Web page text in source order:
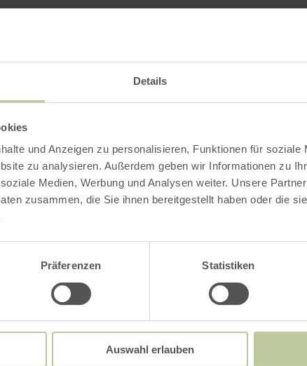
Details
und Anzeigen zu personalisieren, Funktionen für soziale
zu analysieren. Außerdem geben wir Informationen zu
Medien, Werbung und Analysen weiter. Unsere
zusammen, die Sie ihnen bereitgestellt haben oder die
Präferenzen Statistiken
Auswahl erlauben
Impressions